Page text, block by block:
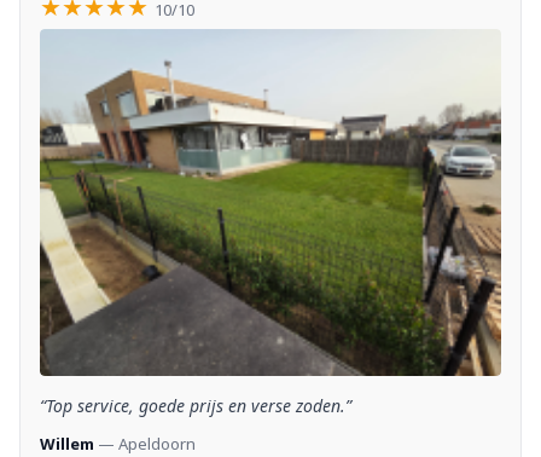
★★★★★ 10/10
“Top service, goede prijs en verse zoden.”
Willem — Apeldoorn